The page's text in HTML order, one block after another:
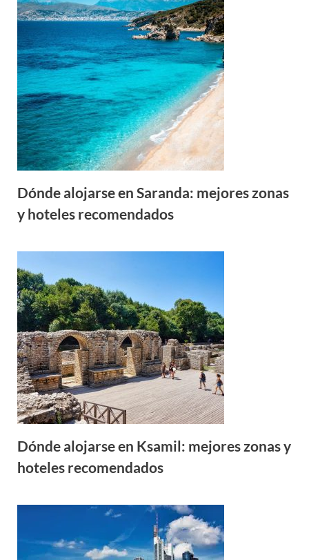
Dónde alojarse en Saranda: mejores zonas
y hoteles recomendados
Dónde alojarse en Ksamil: mejores zonas y
hoteles recomendados